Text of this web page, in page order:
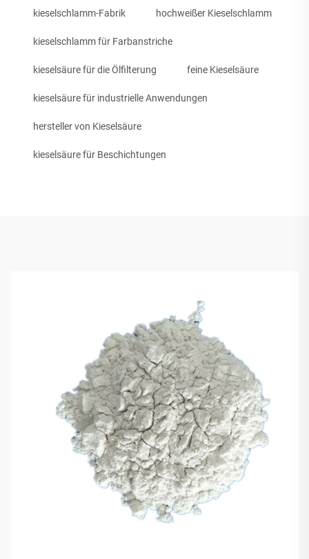
kieselschlamm-Fabrik hochweißer Kieselschlamm
kieselschlamm für Farbanstriche
kieselsäure für die Ölfilterung feine Kieselsäure
kieselsäure für industrielle Anwendungen
hersteller von Kieselsäure
kieselsäure für Beschichtungen